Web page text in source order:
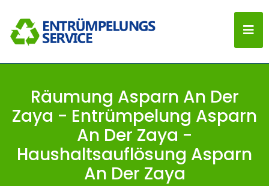
Räumung Asparn An Der
Zaya - Entrümpelung Asparn
An Der Zaya -
Haushaltsauflösung Asparn
An Der Zaya